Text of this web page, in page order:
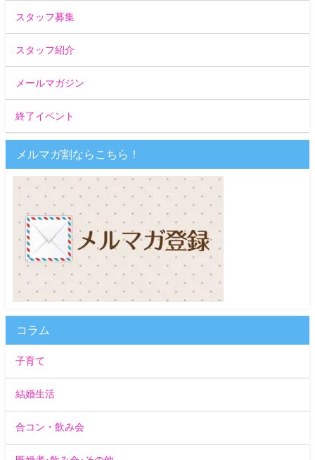
スタッフ募集
スタッフ紹介
メールマガジン
終了イベント
メルマガ割ならこちら！
コラム
子育て
結婚生活
合コン・飲み会